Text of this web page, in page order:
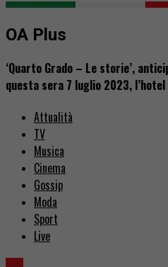
OA Plus
‘Quarto Grado – Le storie’,
questa sera 7 luglio 2023,
Attualità
TV
Musica
Cinema
Gossip
Moda
Sport
Live